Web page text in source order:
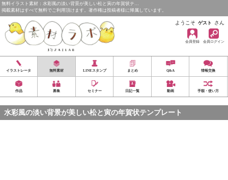
無料イラスト素材：水彩風の淡い背景が美しい松と寅の年賀状テ…
掲載素材はすべて無料でご利用頂けます。著作権は投稿者様に帰属しています。
ようこそ ゲスト さん
会員登録 会員ログイン
イラストレータ 無料素材 LINEスタンプ まとめ Q&A 情報交換
作品 募集 セミナー 日記一覧 動画 手順・使い方
水彩風の淡い背景が美しい松と寅の年賀状テンプレート